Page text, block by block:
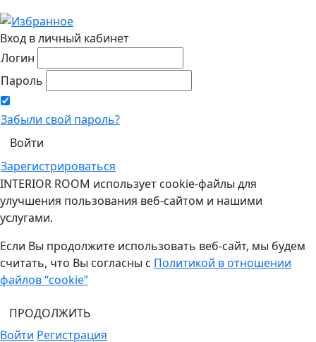
Вход в личный кабинет
Логин
Пароль
Забыли свой пароль?
Зарегистрироваться
INTERIOR ROOM использует cookie-файлы для
улучшения пользования веб-сайтом и нашими
услугами.
Если Вы продолжите использовать веб-сайт, мы будем
считать, что Вы согласны с Политикой в отношении
файлов “cookie”
ПРОДОЛЖИТЬ
Войти Регистрация